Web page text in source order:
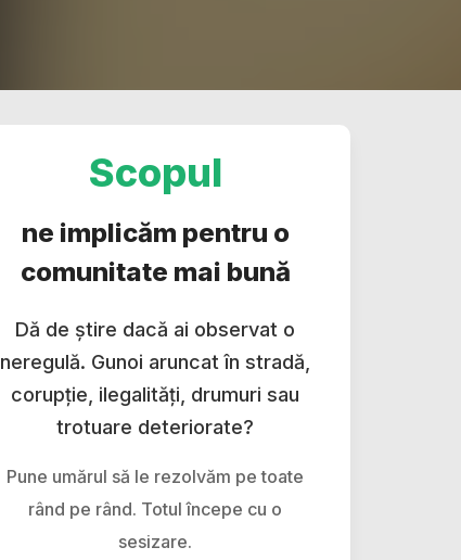
Scopul
ne implicăm pentru o
comunitate mai bună
Dă de știre dacă ai observat o
neregulă. Gunoi aruncat în stradă,
corupție, ilegalități, drumuri sau
trotuare deteriorate?
Pune umărul să le rezolvăm pe toate
rând pe rând. Totul începe cu o
sesizare.